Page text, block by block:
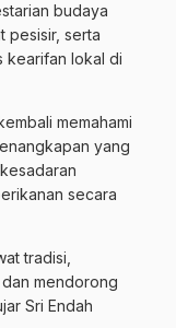
budaya
pesisir, serta
kearifan lokal di
memahami
yang
secara
tradisi,
mendorong
Sri Endah